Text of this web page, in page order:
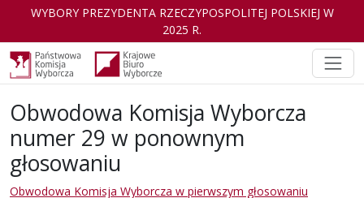
WYBORY PREZYDENTA RZECZYPOSPOLITEJ POLSKIEJ W
2025 R.
Obwodowa Komisja Wyborcza
numer 29 w ponownym
głosowaniu
Obwodowa Komisja Wyborcza w pierwszym głosowaniu